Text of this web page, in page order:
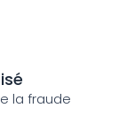
la fraude